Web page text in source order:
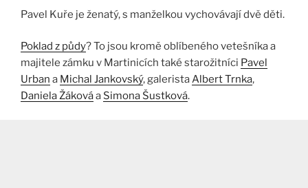
Pavel Kuře je ženatý, s manželkou vychovávají dvě děti.
Poklad z půdy? To jsou kromě oblíbeného vetešníka a
majitele zámku v Martinicích také starožitníci Pavel
Urban a Michal Jankovský, galeristaAlbert Trnka,
Daniela Žákováa Simona Šustková.